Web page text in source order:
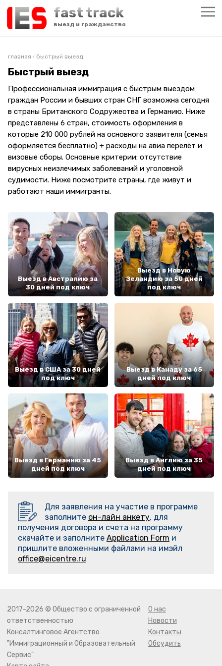
fast track
выезд и гражданство
главная / быстрый выезд
Быстрый выезд
Профессиональная иммиграция с быстрым выездом
граждан России и бывших стран СНГ возможна сегодня
в страны Британского Содружества и Германию. Ниже
представлены 6 стран, стоимость оформления в
которые 210 000 рублей на основного заявителя (семья
оформляется бесплатно) + расходы на авиа перелёт и
визовые сборы. Основные критерии: отсутствие
вирусных неизлечимых заболеваний и уголовной
судимости. Ниже посмотрите страны, где живут и
работают наши иммигранты.
Выезд в Австралию за
30 дней под ключ
Выезд в Новую
Зеландию за 50 дней
под ключ
Выезд в США за 30 дней
под ключ
Выезд в Канаду за 65
дней под ключ
Выезд в Германию за 45
дней под ключ
Выезд в Англию за 35
дней под ключ
Для заявления на участие в программе
заполните он-лайн анкету, для
получения договора и счета на программу
скачайте и заполните Application Form и
пришлите вложенными файлами на имэйл
office@eicentre.ru
2017-2026 © Общество с ограниченной
ответственностью
Консалтинговое Агентство
"Иммиграционный и Образовательный
Сервис"
О нас
Новости
Контакты
Обсудить